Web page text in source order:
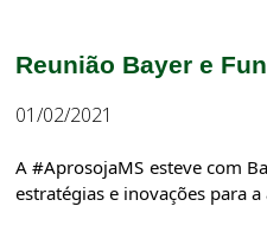
Reunião Bayer e
01/02/2021
A #AprosojaMS esteve com
estratégias e inovações para